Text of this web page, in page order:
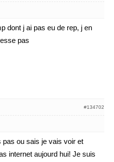
dont j ai pas eu de rep, j en
pas
#134702
ou sais je vais voir et
internet aujourd hui! Je suis